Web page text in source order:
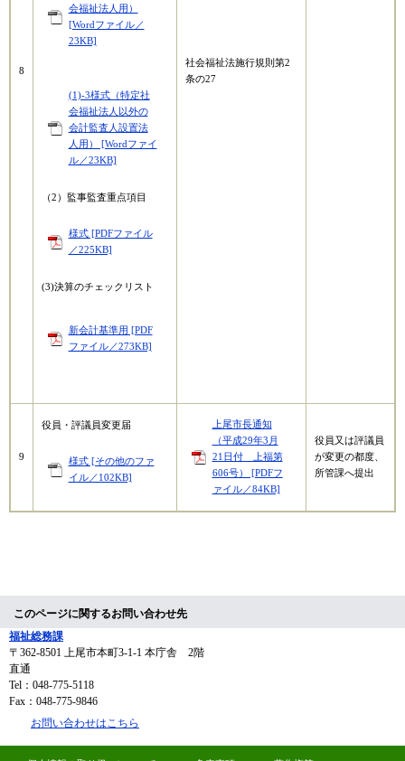
8
会福祉法人用）
[Wordファイル／
23KB]
(1)-3様式（特定社
会福祉法人以外の
会計監査人設置法
人用） [Wordファイ
ル／23KB]
（2）監事監査重点項目
様式 [PDFファイル
／225KB]
(3)決算のチェックリスト
新会計基準用 [PDF
ファイル／273KB]
社会福祉法施行規則第2
条の27
9
役員・評議員変更届
様式 [その他のファ
イル／102KB]
上尾市長通知
（平成29年3月
21日付 上福第
606号） [PDFフ
ァイル／84KB]
役員又は評議員
が変更の都度、
所管課へ提出
このページに関するお問い合わせ先
福祉総務課
〒362-8501 上尾市本町3-1-1 本庁舎 2階
直通
Tel：048-775-5118
Fax：048-775-9846
お問い合わせはこちら